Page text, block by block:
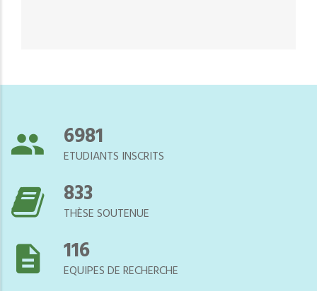
7544
ETUDIANTS INSCRITS
900
THÈSE SOUTENUE
125
EQUIPES DE RECHERCHE